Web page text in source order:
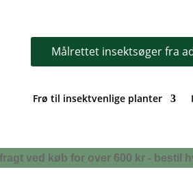
Målrettet insektsøger fra
Frø til insektvenlige planter
ved køb for over 600 kr - bestil